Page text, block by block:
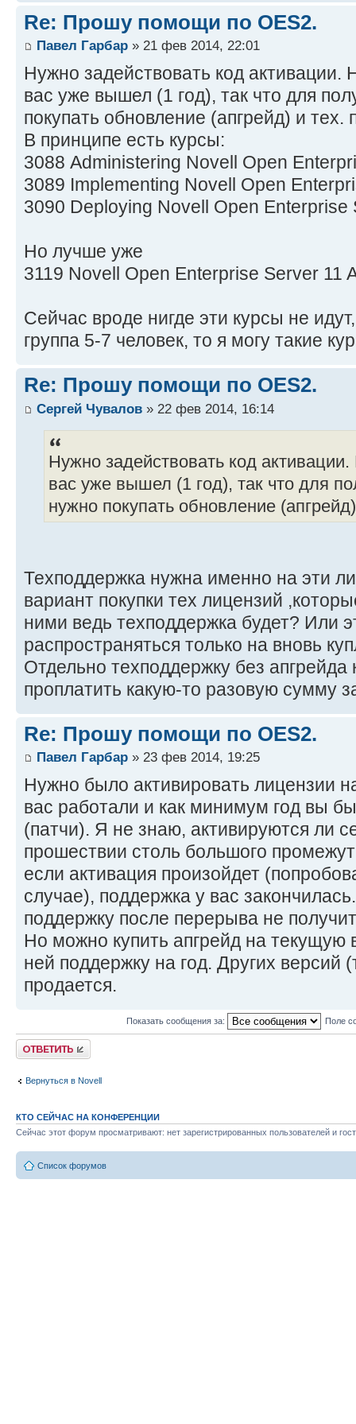
Re: Прошу помощи по OES2.
Павел Гарбар » 21 фев 2014, 22:01
Нужно задействовать код активации.
вас уже вышел (1 год), так что для
покупать обновление (апгрейд) и тех.
В принципе есть курсы:
3088 Administering Novell Open
3089 Implementing Novell Open
3090 Deploying Novell Open Enterprise
Но лучше уже
3119 Novell Open Enterprise Server 11
Сейчас вроде нигде эти курсы не
группа 5-7 человек, то я могу такие
Re: Прошу помощи по OES2.
Сергей Чувалов » 22 фев 2014, 16:14
Нужно задействовать код
вас уже вышел (1 год), так что для
нужно покупать обновление
Техподдержка нужна именно на эти
вариант покупки тех лицензий
ними ведь техподдержка будет? Или
распространяться только на вновь
Отдельно техподдержку без
проплатить какую-то разовую сумму
Re: Прошу помощи по OES2.
Павел Гарбар » 23 фев 2014, 19:25
Нужно было активировать лицензии
вас работали и как минимум год вы
(патчи). Я не знаю, активируются ли
прошествии столь большого
если активация произойдет
случае), поддержка у вас
поддержку после перерыва не
Но можно купить апгрейд на текущую
ней поддержку на год. Других версий
продается.
Показать сообщения за: Поле
Ответить
Вернуться в Novell
КТО СЕЙЧАС НА КОНФЕРЕНЦИИ
Сейчас этот форум просматривают: нет зарегистрированных пользователей и
Список форумов